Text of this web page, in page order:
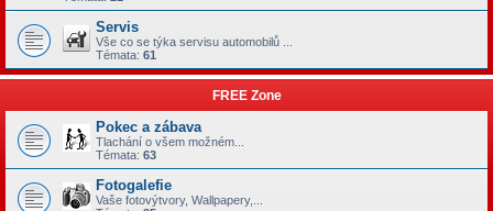
Servis
Vše co se týka servisu automobilů ...
Témata: 61
FREE Zone
Pokec a zábava
Tlachání o všem možném...
Témata: 63
Fotogalefie
Vaše fotovýtvory, Wallpapery,...